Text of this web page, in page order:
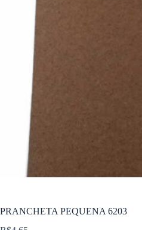
PRANCHETA PEQUENA 6203